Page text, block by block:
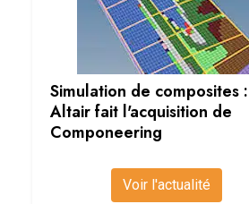
Simulation de composites :
Altair fait l'acquisition de
Componeering
Voir l'actualité